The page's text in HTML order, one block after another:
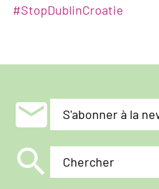
#StopDublinCroatie
mail S'abonner à la
search Chercher